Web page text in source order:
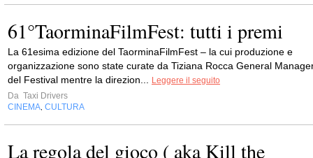
61°TaorminaFilmFest: tutti i premi
La 61esima edizione del TaorminaFilmFest – la cui produzione e
organizzazione sono state curate da Tiziana Rocca General
del Festival mentre la direzion...
Leggere il seguito
Da Taxi Drivers
CINEMA CULTURA
La regola del gioco ( aka Kill the